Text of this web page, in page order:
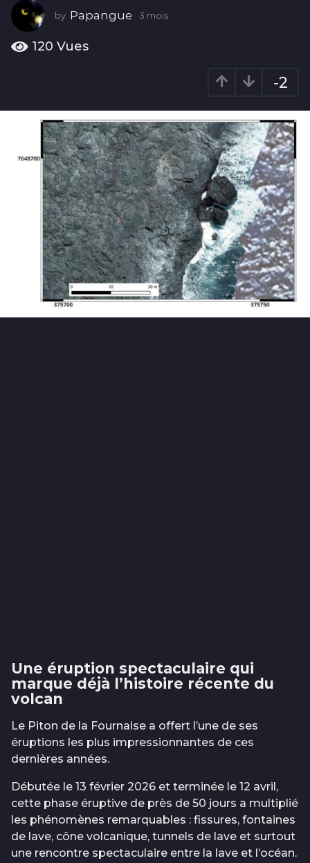
s
by Papangue 3 mois
120 Vues
-2
Une éruption spectaculaire qui
marque déjà l’histoire récente du
volcan
Le Piton de la Fournaise a offert l’une de ses
éruptions les plus impressionnantes de ces
dernières années.
Débutée le 13 février 2026 et terminée le 12 avril,
cette phase éruptive de près de 50 jours a multiplié
les phénomènes remarquables : fissures, fontaines
de lave, cône volcanique, tunnels de lave et surtout
une rencontre spectaculaire entre la lave et l’océan.